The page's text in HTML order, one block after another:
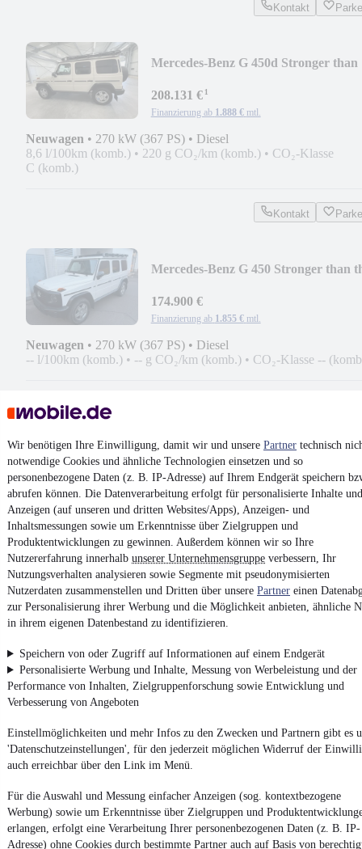
Wir benötigen Ihre Einwilligung, damit wir und unsere Partner technisch
notwendige Cookies und ähnliche Technologien einsetzen und so
personenbezogene Daten (z. B. IP-Adresse) auf Ihrem Endgerät speichern
abrufen können. Die Datenverarbeitung erfolgt für personalisierte Inhalte und
Anzeigen (auf unseren und dritten Websites/Apps), Anzeigen- und
Inhaltsmessungen sowie um Erkenntnisse über Zielgruppen und
Produktentwicklungen zu gewinnen. Außerdem können wir so Ihre
Nutzererfahrung innerhalb unserer Unternehmensgruppe verbessern, Ihr
Nutzungsverhalten analysieren sowie Segmente mit pseudonymisierten
Nutzerdaten zusammenstellen und Dritten über unsere Partner einen
zur Personalisierung ihrer Werbung und die Möglichkeit anbieten, ähnliche
in ihrem eigenen Datenbestand zu identifizieren.
Speichern von oder Zugriff auf Informationen auf einem Endgerät
Personalisierte Werbung und Inhalte, Messung von Werbeleistung und der
Performance von Inhalten, Zielgruppenforschung sowie Entwicklung und
Verbesserung von Angeboten
Einstellmöglichkeiten und mehr Infos zu den Zwecken und Partnern gibt es
'Datenschutzeinstellungen', für den jederzeit möglichen Widerruf der
auch erreichbar über den Link im Menü.
Für die Auswahl und Messung einfacher Anzeigen (sog. kontextbezogene
Werbung) sowie um Erkenntnisse über Zielgruppen und
erlangen, erfolgt eine Verarbeitung Ihrer personenbezogenen Daten (z. B. IP-
Adresse) ohne Cookies durch bestimmte Partner auch auf Basis von
Kontakt
Mercedes-Benz G 450d Stronger than
208.131 €¹
Finanzierung ab 1.888 € mtl.
Neuwagen • 270 kW (367 PS) • Diesel
8,6 l/100km (komb.) • 220 g CO₂/km (komb.) • CO₂-Klasse
C (komb.)
Kontakt
Mercedes-Benz G 450 Stronger than
174.900 €
Finanzierung ab 1.855 € mtl.
Neuwagen • 270 kW (367 PS) • Diesel
-- l/100km (komb.) • -- g CO₂/km (komb.) • CO₂-Klasse --
4.6 Sterne
Nutze mobile.de schnell und einfach
App installieren
Impressum
AGB
Vertrag widerrufen
Datenschutz
Datenschutzeinstellungen
Report Security Vulnerability (English)
Powered by
Ob Mercedes GebrauchtwagenoderMercedes-Benz Leasing: